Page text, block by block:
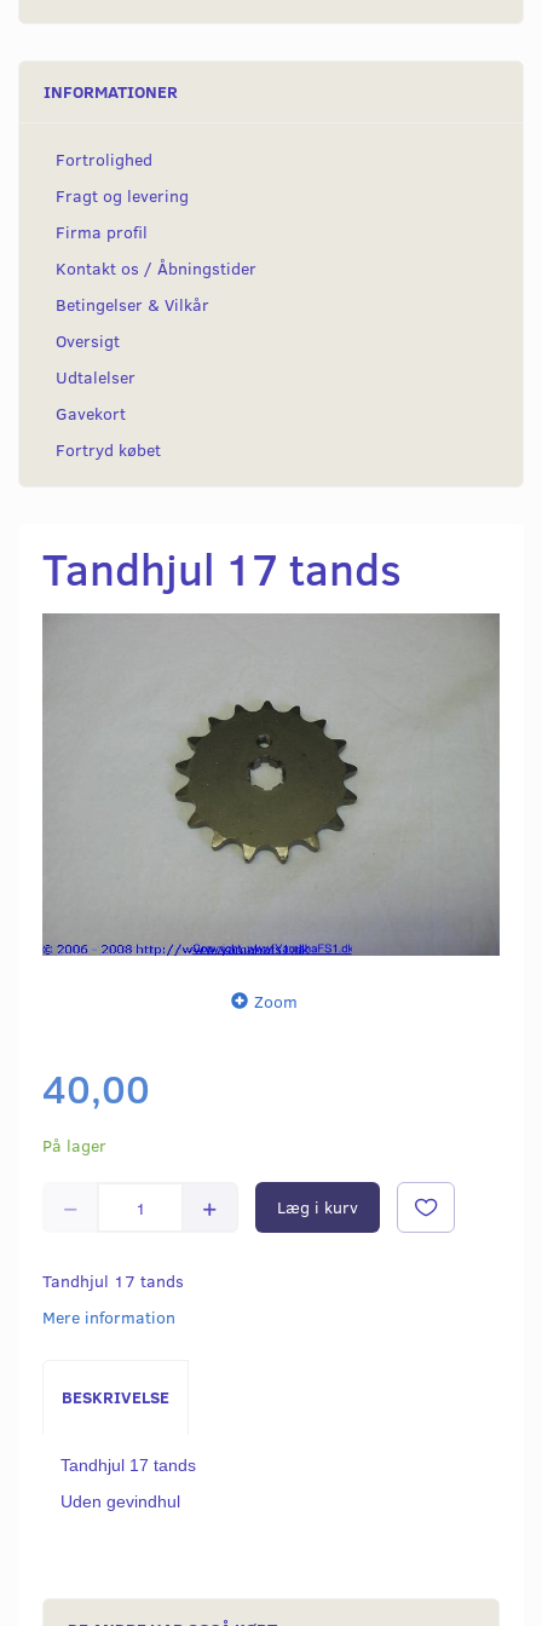
INFORMATIONER
Fortrolighed
Fragt og levering
Firma profil
Kontakt os / Åbningstider
Betingelser & Vilkår
Oversigt
Udtalelser
Gavekort
Fortryd købet
Tandhjul 17 tands
Zoom
40,00
På lager
Læg i kurv
Tandhjul 17 tands
Mere information
BESKRIVELSE
Tandhjul 17 tands
Uden gevindhul